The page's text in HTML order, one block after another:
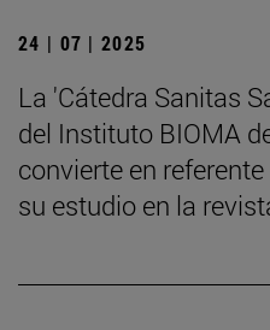
24 | 07 | 2025
La 'Cátedra Sanitas
del Instituto BIOMA
convierte en
su estudio en la